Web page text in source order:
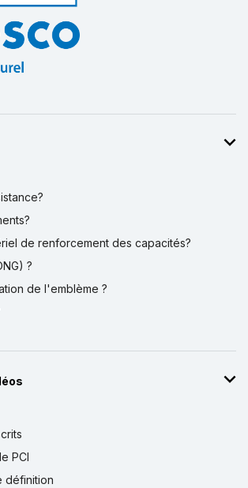
de renforcement des capacités?
?
de l'emblème ?
PCI
définition